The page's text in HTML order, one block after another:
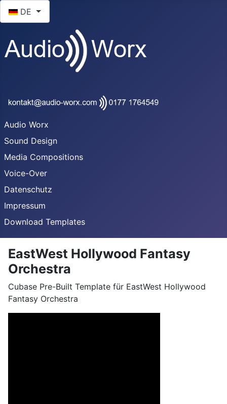
DE
Audio Worx
Sound Design
Media Compositions
Voice-Over
Datenschutz
Impressum
Download Templates
EastWest Hollywood Fantasy
Orchestra
Cubase Pre-Built Template für EastWest Hollywood
Fantasy Orchestra